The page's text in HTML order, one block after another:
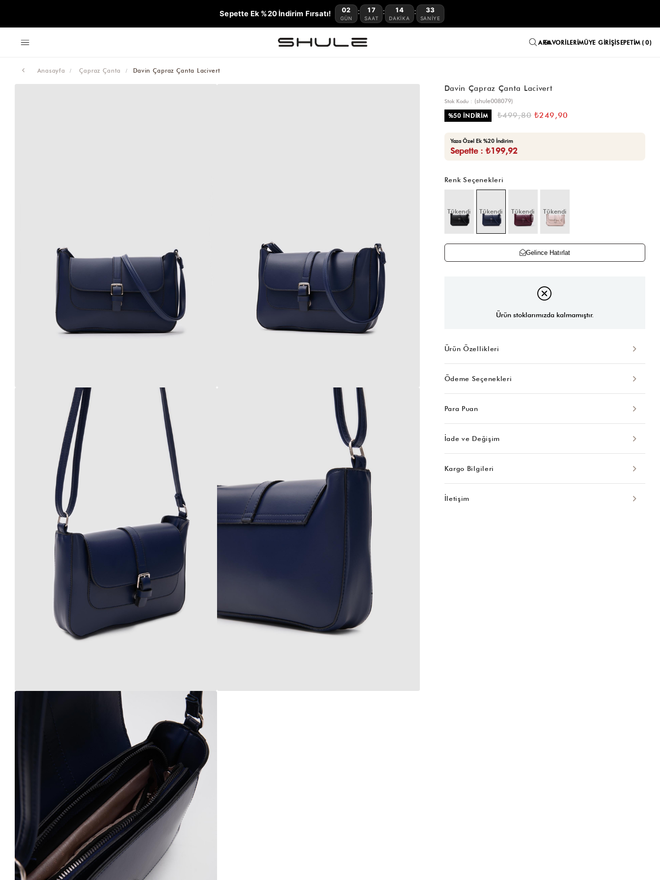
Sepette Ek %20 İndirim Fırsatı! 02
GÜN
: 17
SAAT
: 14
DAKIKA
: 32
SANIYE
FAVORILERIMÜYE GIRIŞISEPETIM 0
Anasayfa Çapraz Çanta Davin Çapraz Çanta Lacivert
Davin Çapraz Çanta Lacivert
Stok Kodu
(shule008079)
%50İNDIRIM ₺499,80 ₺249,90
Yaza Özel Ek %20 İndirim
Sepette : ₺199,92
Renk Seçenekleri
Tükendi Tükendi Tükendi Tükendi
Gelince Hatırlat
Ürün stoklarımızda kalmamıştır.
Ürün Özellikleri
Ödeme Seçenekleri
Para Puan
İade ve Değişim
Kargo Bilgileri
İletişim